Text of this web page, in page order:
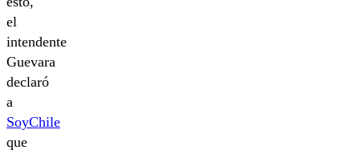
el
intendente
Guevara
declaró
a
SoyChile
que